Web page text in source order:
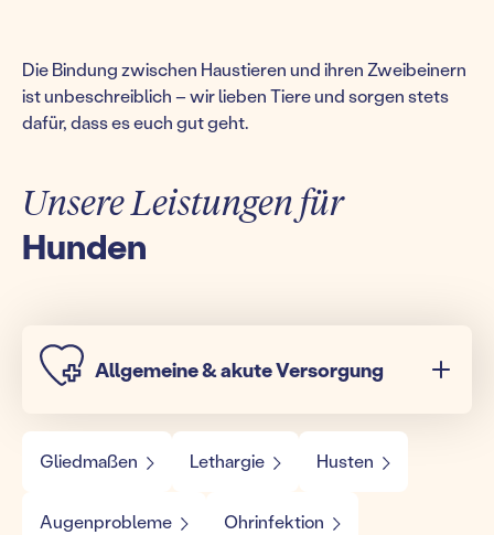
Die Bindung zwischen Haustieren und ihren Zweibeinern
ist unbeschreiblich – wir lieben Tiere und sorgen stets
dafür, dass es euch gut geht.
Unsere Leistungen für
Hunden
Allgemeine & akute Versorgung
Gliedmaßen Lethargie Husten
Augenprobleme Ohrinfektion